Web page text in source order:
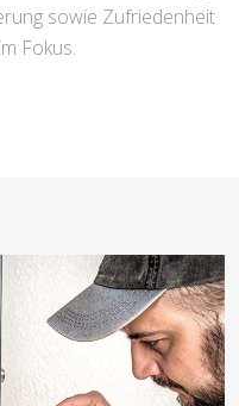
sowie Zufriedenheit
Fokus.